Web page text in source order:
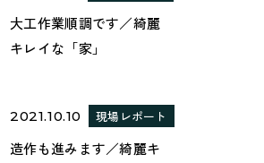
大工作業順調です／綺麗
キレイな「家」
2021.10.10 現場レポート
造作も進みます／綺麗キ